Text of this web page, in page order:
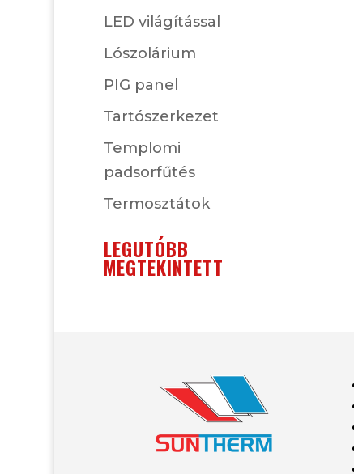
LED világítással
Lószolárium
PIG panel
Tartószerkezet
Templomi
padsorfűtés
Termosztátok
LEGUTÓBB
MEGTEKINTETT